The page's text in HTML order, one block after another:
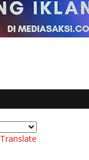
Translate